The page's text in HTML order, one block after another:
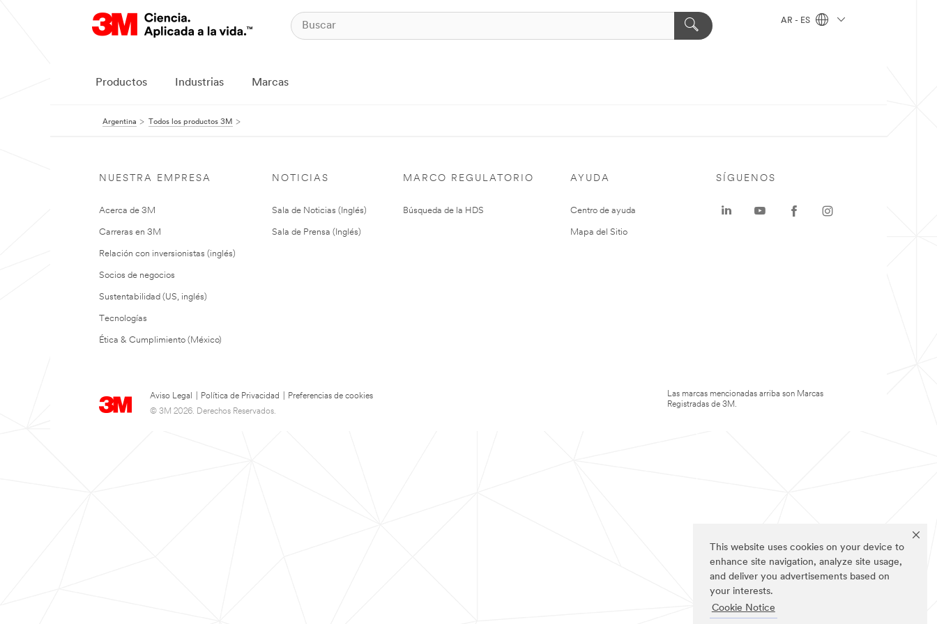
This website uses cookies on your device to
enhance site navigation, analyze site usage,
and deliver you advertisements based on
your interests.
Cookie Notice
AR - ES
Productos Industrias Marcas
Argentina Todos los productos 3M
NUESTRA EMPRESA
Acerca de 3M
Carreras en 3M
Relación con inversionistas (inglés)
Socios de negocios
Sustentabilidad (US, inglés)
Tecnologías
Ética & Cumplimiento (México)
NOTICIAS
Sala de Noticias (Inglés)
Sala de Prensa (Inglés)
MARCO REGULATORIO
Búsqueda de la HDS
AYUDA
Centro de ayuda
Mapa del Sitio
Aviso Legal Política de Privacidad
Preferencias de cookies
© 3M 2026. Derechos Reservados.
SÍGUENOS
Las marcas mencionadas arriba son Marcas
Registradas de 3M.